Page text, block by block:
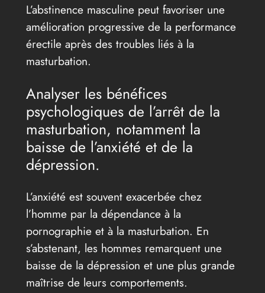
L’abstinence masculine peut favoriser une
amélioration progressive de la performance
érectile après des troubles liés à la
masturbation.
Analyser les bénéfices
psychologiques de l’arrêt de la
masturbation, notamment la
baisse de l’anxiété et de la
dépression.
L’anxiété est souvent exacerbée chez
l’homme par la dépendance à la
pornographie et à la masturbation. En
s’abstenant, les hommes remarquent une
baisse de la dépression et une plus grande
maîtrise de leurs comportements.